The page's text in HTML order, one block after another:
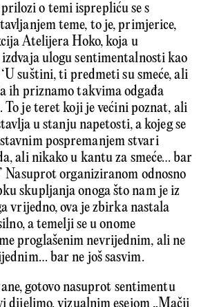
o temi isprepliću se s
teme, to je, primjerice,
Atelijera Hoko, koja u
ulogu sentimentalnosti kao
suštini, ti predmeti su smeće, ali
ih priznamo takvima odgađa
To je teret koji je većini poznat, ali
u stanju napetosti, a kojeg se
pospremanjem stvari
ali nikako u kantu za smeće… bar
Nasuprot organiziranom odnosno
skupljanja onoga što nam je iz
vrijedno, ova je zbirka nastala
a temelji se u onome
proglašenim nevrijednim, ali ne
bar ne još sasvim.
gotovo nasuprot sentimentu